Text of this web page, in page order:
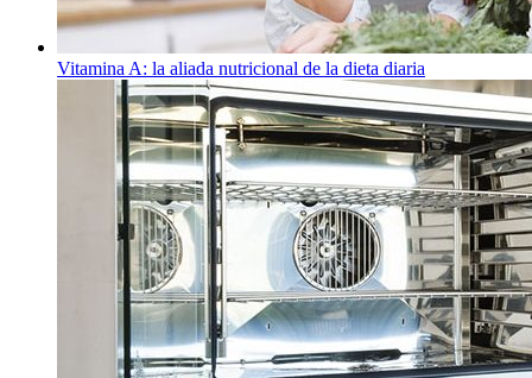
Vitamina A: la aliada nutricional de la dieta diaria